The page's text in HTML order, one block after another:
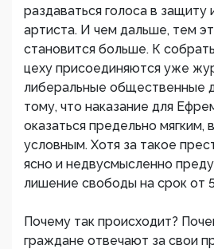
раздаваться голоса в защиту
артиста. И чем дальше, тем
становится больше. К
цеху присоединяются уже
либеральные общественные
тому, что наказание для
оказаться предельно
условным. Хотя за такое
ясно и недвусмысленно
лишение свободы на срок от
Почему так происходит?
граждане отвечают за свои